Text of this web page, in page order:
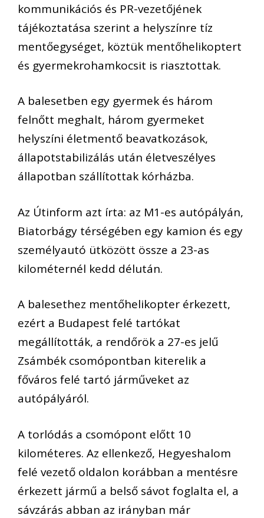
kommunikációs és PR-vezetőjének
tájékoztatása szerint a helyszínre tíz
mentőegységet, köztük mentőhelikoptert
és gyermekrohamkocsit is riasztottak.
A balesetben egy gyermek és három
felnőtt meghalt, három gyermeket
helyszíni életmentő beavatkozások,
állapotstabilizálás után életveszélyes
állapotban szállítottak kórházba.
Az Útinform azt írta: az M1-es autópályán,
Biatorbágy térségében egy kamion és egy
személyautó ütközött össze a 23-as
kilométernél kedd délután.
A balesethez mentőhelikopter érkezett,
ezért a Budapest felé tartókat
megállították, a rendőrök a 27-es jelű
Zsámbék csomópontban kiterelik a
főváros felé tartó járműveket az
autópályáról.
A torlódás a csomópont előtt 10
kilométeres. Az ellenkező, Hegyeshalom
felé vezető oldalon korábban a mentésre
érkezett jármű a belső sávot foglalta el, a
sávzárás abban az irányban már